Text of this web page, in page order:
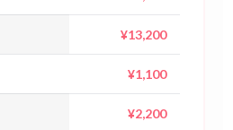
¥13,200
¥1,100
¥2,200